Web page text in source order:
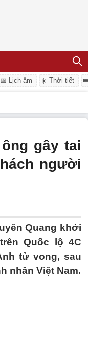
📅 Lịch âm ☀️ Thời tiết
gây tai
người
Quang khởi
Quốc lộ 4C
tử vong, sau
nhân Việt Nam.